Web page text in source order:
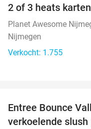
2 of 3 heats karten
Planet Awesome
Nijmegen
Verkocht: 1.755
Entree Bounce
verkoelende slush